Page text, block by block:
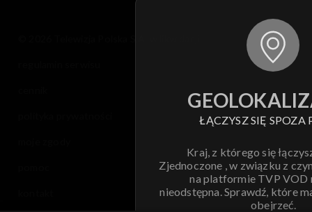
ŁĄCZYSZ SIĘ SPOZA
Kraj, z którego się
Zjednoczone , w związku z
na platformie TVP VOD
nieodstępna. Sprawdź, które
obejrzeć.